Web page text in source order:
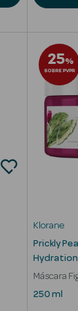
25%
SOBRE PVPR
Klorane
Prickly
Máscara
Cabelo
250 ml